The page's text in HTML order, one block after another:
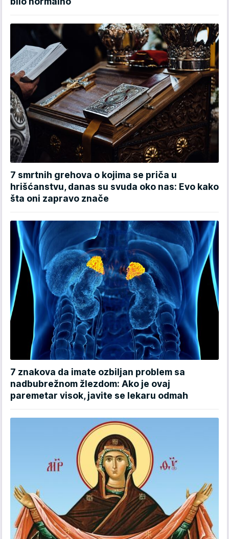
7 smrtnih grehova o kojima se priča u
hrišćanstvu, danas su svuda oko nas: Evo kako
šta oni zapravo znače
7 znakova da imate ozbiljan problem sa
nadbubrežnom žlezdom: Ako je ovaj
paremetar visok, javite se lekaru odmah